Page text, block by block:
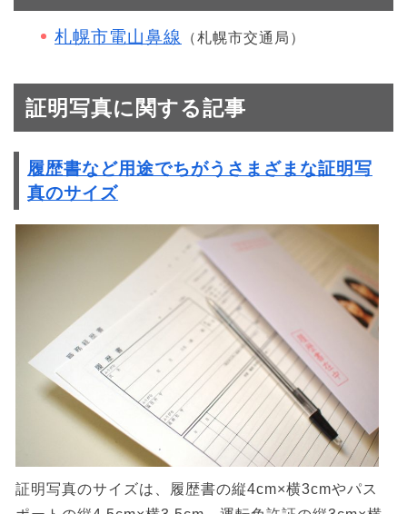
札幌市電山鼻線 （札幌市交通局）
証明写真に関する記事
履歴書など用途でちがうさまざまな証明写
真のサイズ
証明写真のサイズは、履歴書の縦4cm×横3cmやパス